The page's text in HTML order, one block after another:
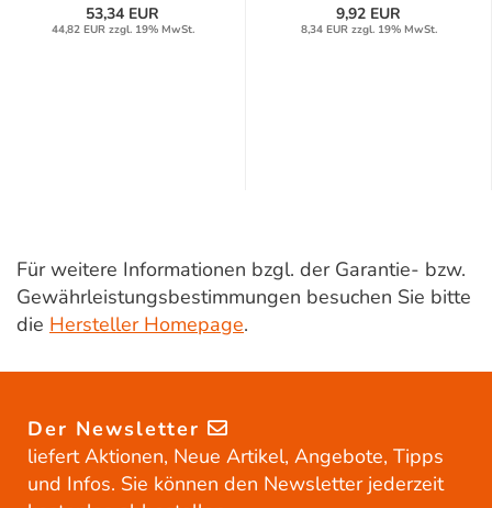
53,34 EUR
44,82 EUR zzgl. 19% MwSt.
9,92 EUR
8,34 EUR zzgl. 19% MwSt.
Für weitere Informationen bzgl. der Garantie- bzw.
Gewährleistungsbestimmungen besuchen Sie bitte
die Hersteller Homepage.
Der Newsletter
liefert Aktionen, Neue Artikel, Angebote, Tipps
und Infos. Sie können den Newsletter jederzeit